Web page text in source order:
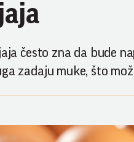
često zna da bude
zadaju muke, što